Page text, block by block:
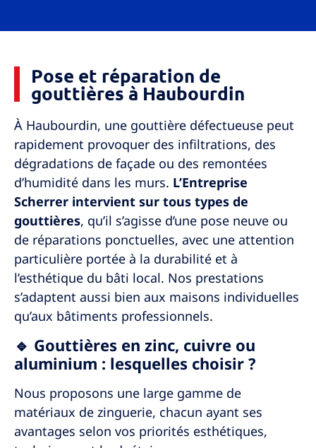
Pose et réparation de
gouttières à Haubourdin
À Haubourdin, une gouttière défectueuse peut
rapidement provoquer des infiltrations, des
dégradations de façade ou des remontées
d’humidité dans les murs. L’Entreprise
Scherrer intervient sur tous types de
gouttières, qu’il s’agisse d’une pose neuve ou
de réparations ponctuelles, avec une attention
particulière portée à la durabilité et à
l’esthétique du bâti local. Nos prestations
s’adaptent aussi bien aux maisons individuelles
qu’aux bâtiments professionnels.
🔹 Gouttières en zinc, cuivre ou
aluminium : lesquelles choisir ?
Nous proposons une large gamme de
matériaux de zinguerie, chacun ayant ses
avantages selon vos priorités esthétiques,